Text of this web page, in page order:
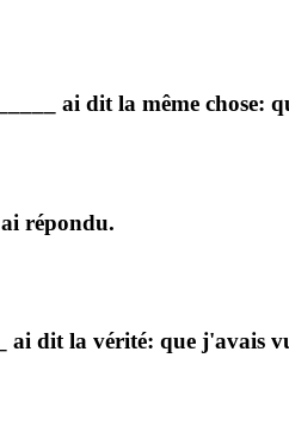
ai dit la même chose:
répondu.
dit la vérité: que j'avais